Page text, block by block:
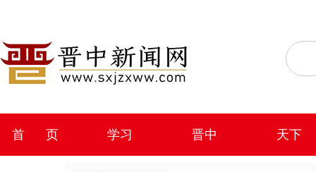
首 页 学习 晋中 天下